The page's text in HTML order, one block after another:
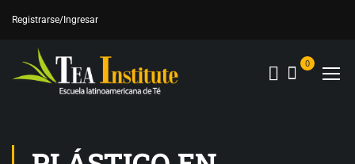
Registrarse/Ingresar
0